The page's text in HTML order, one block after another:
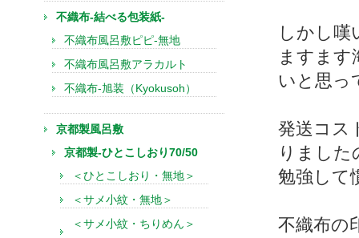
しかし嘆
ますます
いと思っ
発送コス
りました
勉強して
不織布の
不織布-結べる包装紙-
不織布風呂敷ピピ-無地
不織布風呂敷アラカルト
不織布-旭装（Kyokusoh）
京都製風呂敷
京都製-ひとこしおり70/50
＜ひとこしおり・無地＞
＜サメ小紋・無地＞
＜サメ小紋・ちりめん＞